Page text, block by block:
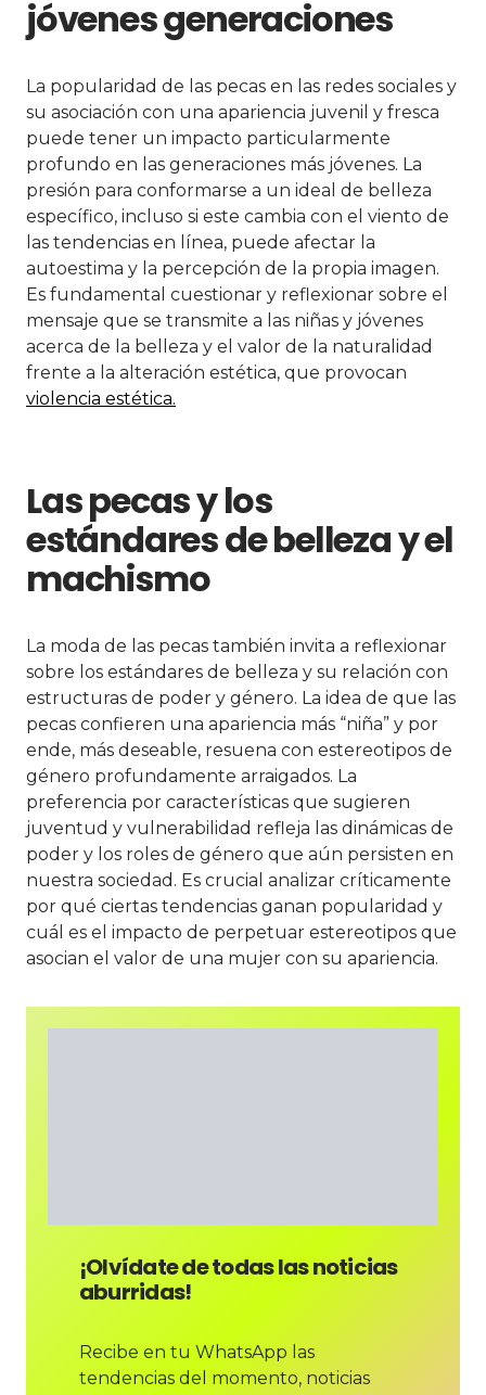
jóvenes generaciones
La popularidad de las pecas en las redes sociales y
su asociación con una apariencia juvenil y fresca
puede tener un impacto particularmente
profundo en las generaciones más jóvenes. La
presión para conformarse a un ideal de belleza
específico, incluso si este cambia con el viento de
las tendencias en línea, puede afectar la
autoestima y la percepción de la propia imagen.
Es fundamental cuestionar y reflexionar sobre el
mensaje que se transmite a las niñas y jóvenes
acerca de la belleza y el valor de la naturalidad
frente a la alteración estética, que provocan
violencia estética.
Las pecas y los
estándares de belleza y el
machismo
La moda de las pecas también invita a reflexionar
sobre los estándares de belleza y su relación con
estructuras de poder y género. La idea de que las
pecas confieren una apariencia más “niña” y por
ende, más deseable, resuena con estereotipos de
género profundamente arraigados. La
preferencia por características que sugieren
juventud y vulnerabilidad refleja las dinámicas de
poder y los roles de género que aún persisten en
nuestra sociedad. Es crucial analizar críticamente
por qué ciertas tendencias ganan popularidad y
cuál es el impacto de perpetuar estereotipos que
asocian el valor de una mujer con su apariencia.
¡Olvídate de todas las noticias
aburridas!
Recibe en tu WhatsApp las
tendencias del momento, noticias